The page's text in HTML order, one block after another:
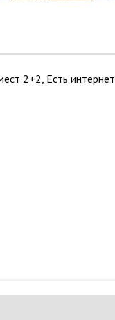
2+2, Есть интернет